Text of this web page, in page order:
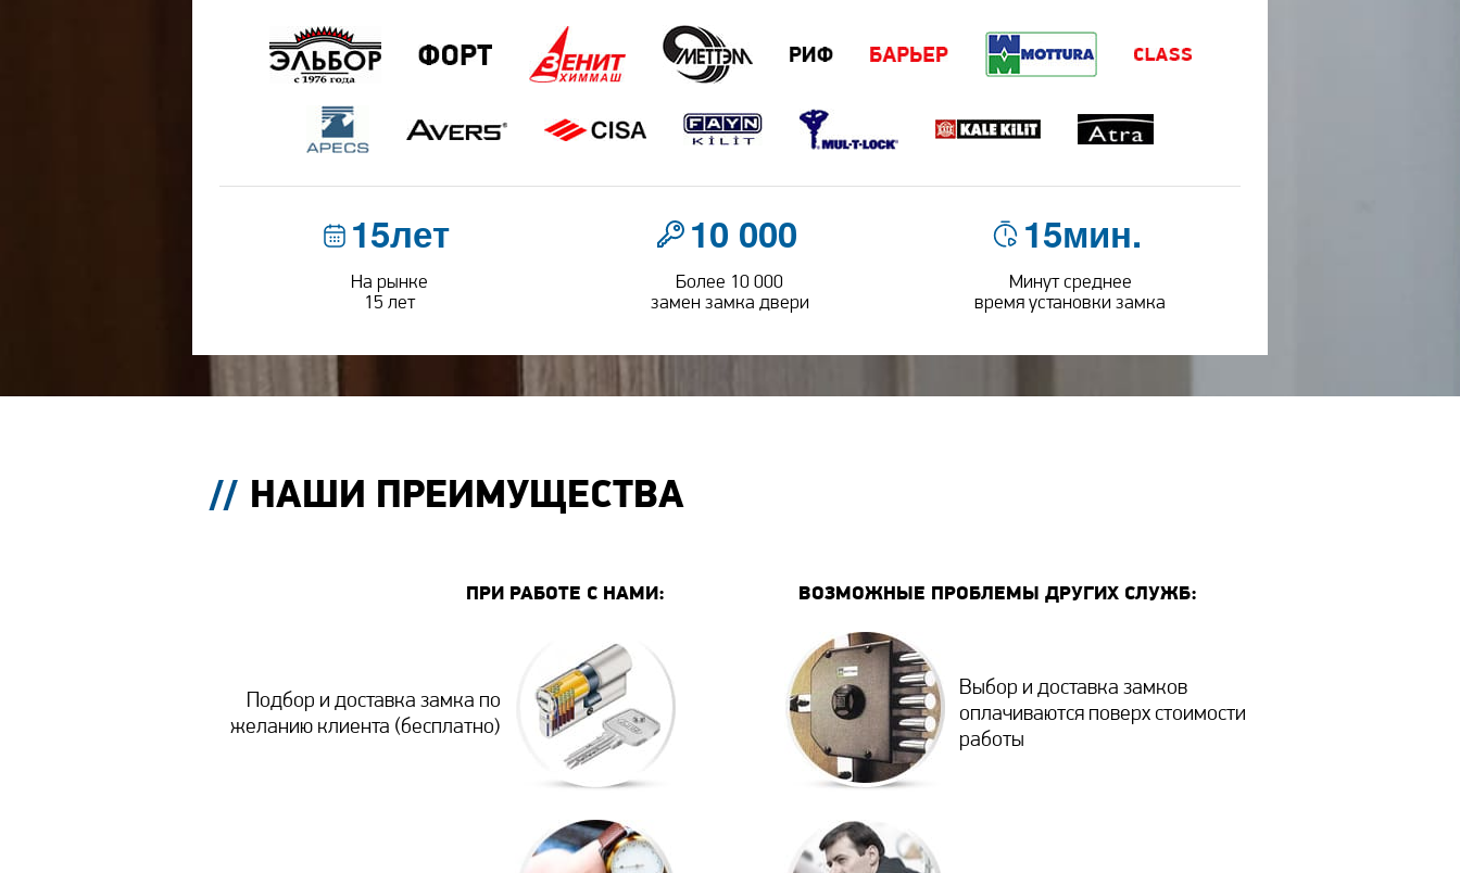
15лет
На рынке
15 лет
10 000
Более 10 000
замен замка двери
15мин.
Минут среднее
время установки замка
НАШИ ПРЕИМУЩЕСТВА
ПРИ РАБОТЕ С НАМИ:
Подбор и доставка замка по
желанию клиента (бесплатно)
ВОЗМОЖНЫЕ ПРОБЛЕМЫ ДРУГИХ СЛУЖБ:
Выбор и доставка замков
оплачиваются поверх стоимости
работы